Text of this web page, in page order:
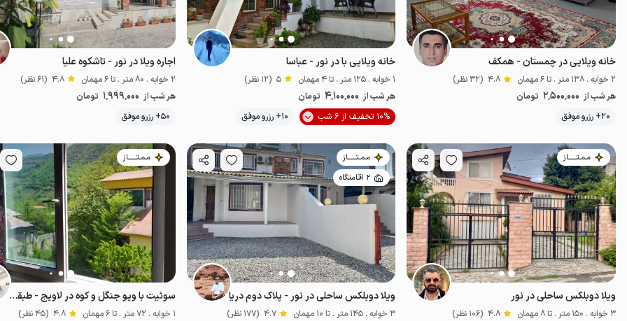
خانه ویلایی در چمستان - همکف
2 خوابه . 138 متر . تا 6 مهمان 4.8 (32 نظر)
هر شب از 2٬500٬000 تومان
20+ رزرو موفق
موقعیت در نقشه
خانه ویلایی با در نور - عباسا
1 خوابه . 125 متر . تا 4 مهمان 5 (12 نظر)
هر شب از 4٬100٬000 تومان
10% تخفیف از 6 شب
10+ رزرو موفق موقعیت در نقشه
اجاره ویلا در نور - تاشکوه علیا
2 خوابه . 80 متر . تا 6 مهمان 4.8 (61 نظر)
هر شب از 1٬999٬000 تومان
50+ رزرو موفق
مـمـتــــــاز
ویلا دوبلکس ساحلی در نور
3 خوابه . 150 متر . تا 8 مهمان 4.8 (106 نظر)
مـمـتــــــاز
2 اقامتگاه
ویلا دوبلکس ساحلی در نور - پلاک دوم دریا
3 خوابه . 145 متر . تا 10 مهمان 4.7 (177 نظر)
مـمـتــــــاز
سوئیت با ویو جنگل و کوه در لاویج - طبقه اول
1 خوابه . 72 متر . تا 6 مهمان 4.8 (45 نظر)